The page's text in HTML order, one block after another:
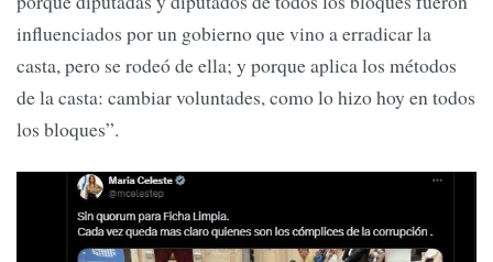
influenciados por un gobierno que vino a erradicar la
casta, pero se rodeó de ella; y porque aplica los métodos
de la casta: cambiar voluntades, como lo hizo hoy en todos
los bloques”.